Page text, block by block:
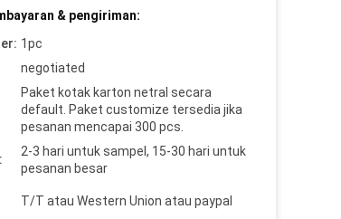
& pengiriman:
1pc
negotiated
Paket kotak karton netral secara
default. Paket customize tersedia jika
pesanan mencapai 300 pcs.
2-3 hari untuk sampel, 15-30 hari untuk
pesanan besar
T/T atau Western Union atau paypal